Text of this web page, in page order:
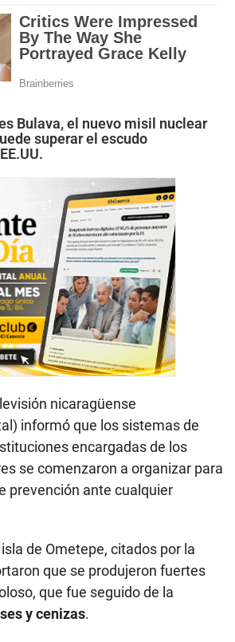
Bulava, el nuevo misil nuclear
superar el escudo
nicaragüense
informó que los sistemas de
encargadas de los
se comenzaron a organizar para
prevención ante cualquier
de Ometepe, citados por la
que se produjeron fuertes
que fue seguido de la
y cenizas.